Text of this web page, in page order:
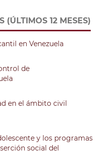
(ÚLTIMOS 12 MESES)
en Venezuela
de
en el ámbito civil
y los programas
social del